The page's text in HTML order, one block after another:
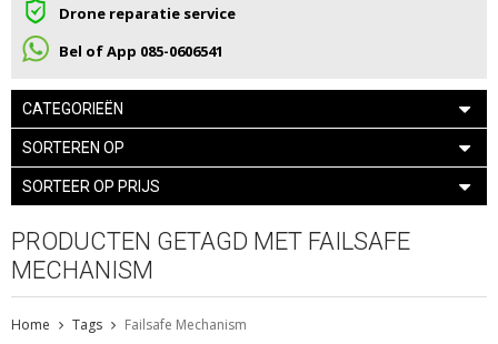
Drone reparatie service
Bel of App 085-0606541
CATEGORIEËN
SORTEREN OP
SORTEER OP PRIJS
PRODUCTEN GETAGD MET FAILSAFE
MECHANISM
Home Tags Failsafe Mechanism